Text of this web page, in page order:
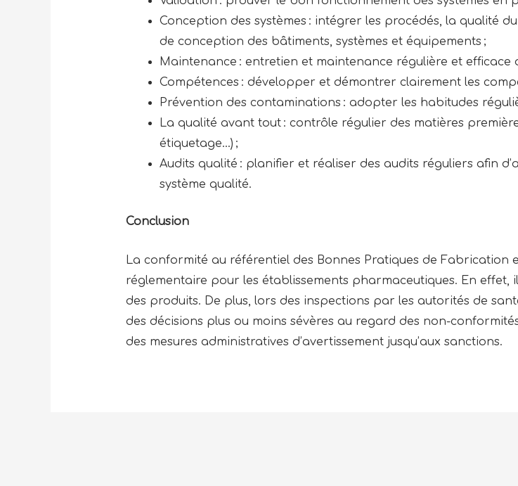
Conception des systèmes : intégrer les procédés, la qualité
de conception des bâtiments, systèmes et équipements ;
Maintenance : entretien et maintenance régulière et efficace
Compétences : développer et démontrer clairement les
Prévention des contaminations : adopter les habitudes
La qualité avant tout : contrôle régulier des matières
étiquetage…) ;
Audits qualité : planifier et réaliser des audits réguliers afin
système qualité.
Conclusion
La conformité au référentiel des Bonnes Pratiques de Fabrication
réglementaire pour les établissements pharmaceutiques. En effet,
des produits. De plus, lors des inspections par les autorités de
des décisions plus ou moins sévères au regard des non-
des mesures administratives d’avertissement jusqu’aux sanctions.